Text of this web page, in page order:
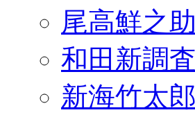
尾高鮮之
和田新調
新海竹太